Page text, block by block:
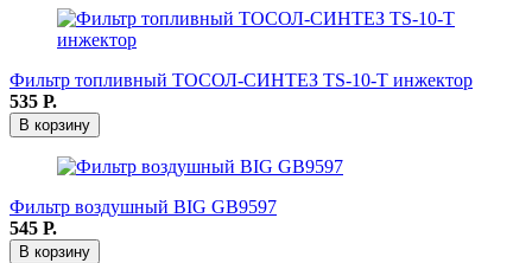
Фильтр топливный ТОСОЛ-СИНТЕЗ TS-10-T инжектор
535 Р.
В корзину
Фильтр воздушный BIG GB9597
545 Р.
В корзину